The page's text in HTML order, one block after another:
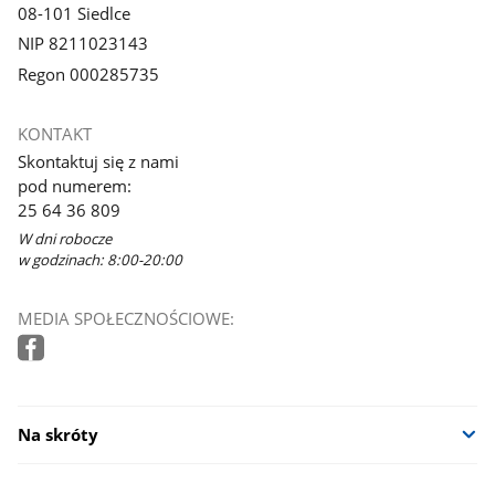
08-101 Siedlce
NIP 8211023143
Regon 000285735
KONTAKT
Skontaktuj się z nami
pod numerem:
25 64 36 809
W dni robocze
w godzinach: 8:00-20:00
MEDIA SPOŁECZNOŚCIOWE:
Na skróty